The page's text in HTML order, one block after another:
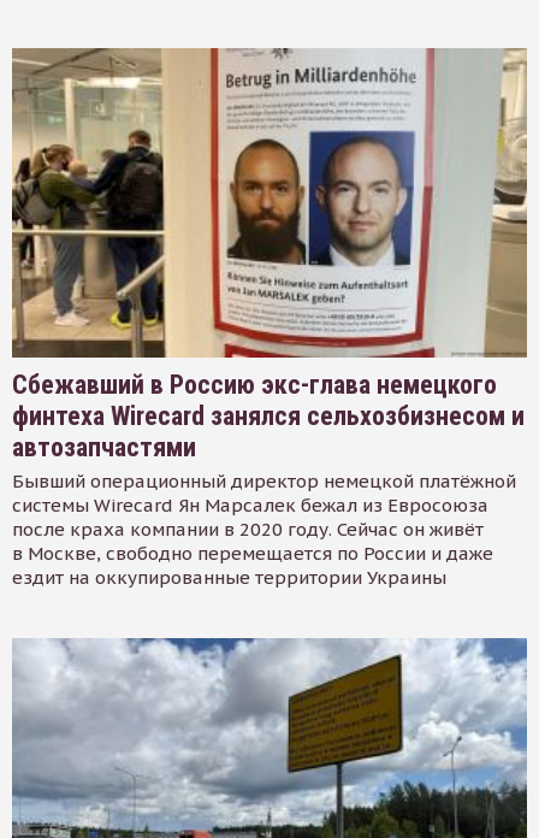
Сбежавший в Россию экс-глава немецкого
финтеха Wirecard занялся сельхозбизнесом и
автозапчастями
Бывший операционный директор немецкой платёжной
системы Wirecard Ян Марсалек бежал из Евросоюза
после краха компании в 2020 году. Сейчас он живёт
в Москве, свободно перемещается по России и даже
ездит на оккупированные территории Украины